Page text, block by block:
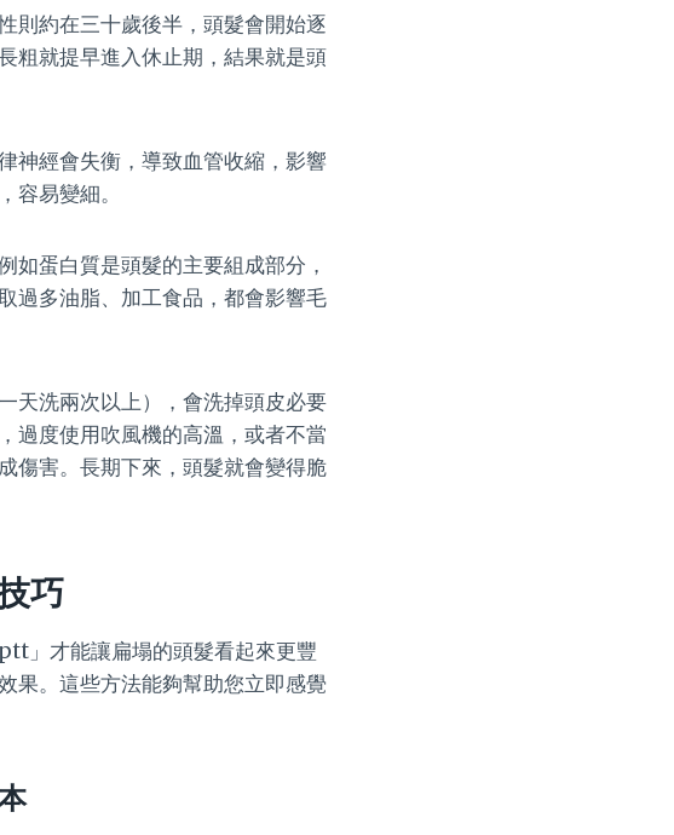
則約在三十歲後半，頭髮會開始逐
粗就提早進入休止期，結果就是頭
神經會失衡，導致血管收縮，影響
容易變細。
如蛋白質是頭髮的主要組成部分，
過多油脂、加工食品，都會影響毛
天洗兩次以上），會洗掉頭皮必要
過度使用吹風機的高溫，或者不當
傷害。長期下來，頭髮就會變得脆
巧
」才能讓扁塌的頭髮看起來更豐
果。這些方法能夠幫助您立即感覺